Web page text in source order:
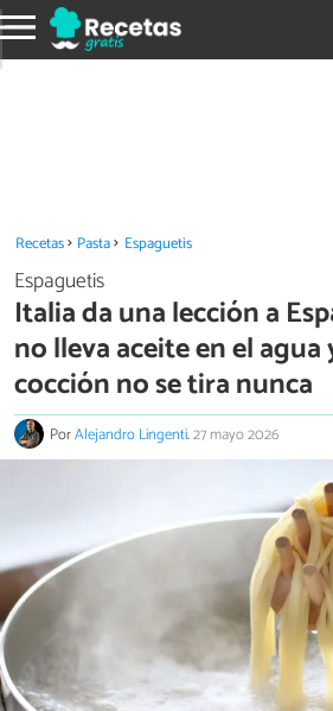
Recetas Pasta Espaguetis
Espaguetis
Italia da una lección a
no lleva aceite en el agua
cocción no se tira nunca
PorAlejandro Lingenti.27 mayo 2026